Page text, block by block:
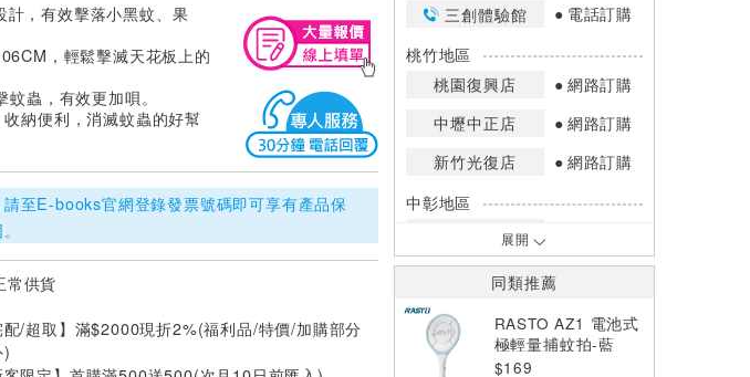
計，有效擊落小黑蚊、果
，輕鬆擊滅天花板上的
蟲，有效更加唄。
納便利，消滅蚊蟲的好幫
請至E-books官網登錄發票號碼即可享有產品保
常供貨
配/超取】滿$2000現折2%(福利品/特價/加購部分
三創體驗館
電話訂購
桃竹地區
桃園復興店
網路訂購
中壢中正店
網路訂購
新竹光復店
網路訂購
中彰地區
台中英才店
嘉南地區
高雄鳳山店
網路訂購
展開
同類推薦
RASTO AZ1 電池式
極輕量捕蚊拍-藍
$169